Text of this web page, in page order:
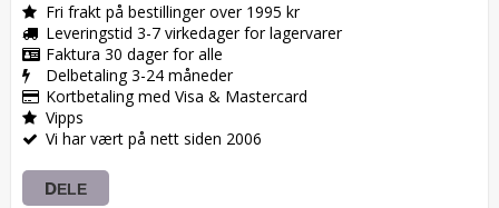
Fri frakt på bestillinger over 1995 kr
Leveringstid 3-7 virkedager for lagervarer
Faktura 30 dager for alle
Delbetaling 3-24 måneder
Kortbetaling med Visa & Mastercard
Vipps
Vi har vært på nett siden 2006
DELE